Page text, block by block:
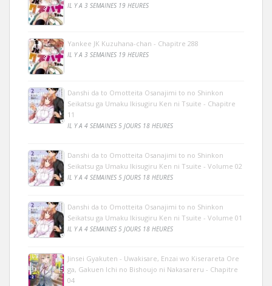
IL Y A 3 SEMAINES 19 HEURES
Yankee JK Kuzuhana-chan - Chapitre 288
IL Y A 3 SEMAINES 19 HEURES
Danshi da to Omotteita Osanajimi to no Shinkon
Seikatsu ga Umaku Ikisugiru Ken ni Tsuite - Chapitre
11
IL Y A 4 SEMAINES 5 JOURS 18 HEURES
Danshi da to Omotteita Osanajimi to no Shinkon
Seikatsu ga Umaku Ikisugiru Ken ni Tsuite - Volume 02
IL Y A 4 SEMAINES 5 JOURS 18 HEURES
Danshi da to Omotteita Osanajimi to no Shinkon
Seikatsu ga Umaku Ikisugiru Ken ni Tsuite - Volume 01
IL Y A 4 SEMAINES 5 JOURS 18 HEURES
Jinsei Gyakuten - Uwakisare, Enzai wo Kiserareta Ore
ga, Gakuen Ichi no Bishoujo ni Nakasareru - Chapitre
04